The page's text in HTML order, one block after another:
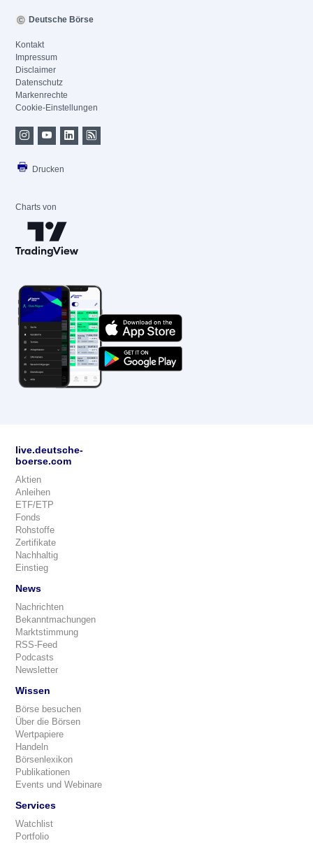
Deutsche Börse
Kontakt
Impressum
Disclaimer
Datenschutz
Markenrechte
Cookie-Einstellungen
Drucken
Charts von
live.deutsche-
boerse.com
Aktien
Anleihen
ETF/ETP
Fonds
Rohstoffe
Zertifikate
Nachhaltig
Einstieg
News
Nachrichten
Bekanntmachungen
Marktstimmung
RSS-Feed
Podcasts
Newsletter
Wissen
Börse besuchen
Über die Börsen
Wertpapiere
Handeln
Börsenlexikon
Publikationen
Events und Webinare
Services
Watchlist
Portfolio